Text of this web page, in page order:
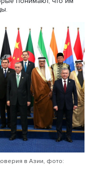
Азиатском
но имеющих
предпочли бы
политических и
Вашингтона в
По его
в том или
а также Австралии и
в Азиатско-
сохранить
что пока не стоит
намерений
осторожно
относятся